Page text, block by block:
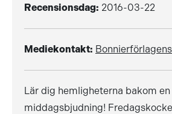
Recensionsdag: 2016-03-22
Mediekontakt:
Lär dig hemligheterna bakom
middagsbjudning!